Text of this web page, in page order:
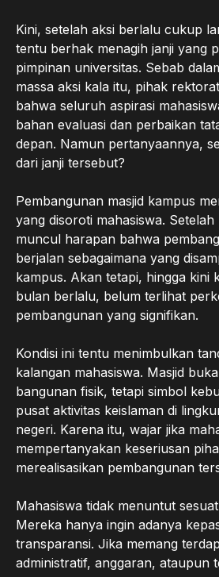
Kini, setelah aksi berlalu cukup
tentu berhak menagih janji yang
pimpinan universitas. Sebab
massa aksi kala itu, pihak
bahwa seluruh aspirasi
bahan evaluasi dan perbaikan
depan. Namun pertanyaannya,
dari janji tersebut?
Pembangunan masjid kampus
yang disoroti mahasiswa.
muncul harapan bahwa
berjalan sebagaimana yang
kampus. Akan tetapi, hingga kini
bulan berlalu, belum terlihat
pembangunan yang signifikan.
Kondisi ini tentu menimbulkan
kalangan mahasiswa. Masjid
bangunan fisik, tetapi simbol
pusat aktivitas keislaman di
negeri. Karena itu, wajar jika
mempertanyakan keseriusan
merealisasikan pembangunan
Mahasiswa tidak menuntut
Mereka hanya ingin adanya
transparansi. Jika memang
administratif, anggaran, ataupun